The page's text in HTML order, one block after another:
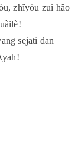
zhǐyǒu zuì hǎo
sejati dan